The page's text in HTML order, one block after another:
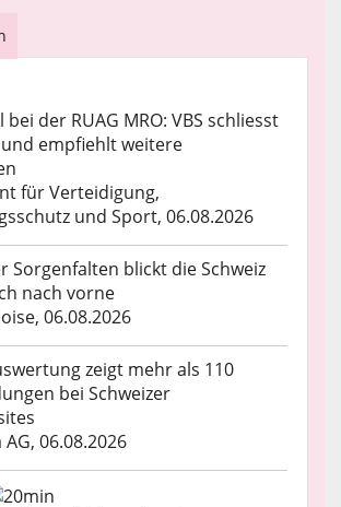
der RUAG MRO: VBS schliesst
empfiehlt weitere
für Verteidigung,
und Sport, 06.08.2026
Sorgenfalten blickt die Schweiz
nach vorne
06.08.2026
zeigt mehr als 110
bei Schweizer
AG, 06.08.2026